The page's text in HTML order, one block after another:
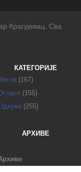
Крагујевац. Сва
КАТЕГОРИЈЕ
(167)
(155)
(255)
АРХИВЕ